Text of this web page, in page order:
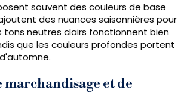
souvent des couleurs de base
des nuances saisonnières pour
tons neutres clairs fonctionnent bien
que les couleurs profondes portent
marchandisage et de